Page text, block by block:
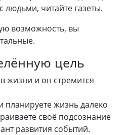
людьми, читайте газеты.
возможность, вы
цель
жизни и он стремится
планируете жизнь далеко
своё подсознание
развития событий.